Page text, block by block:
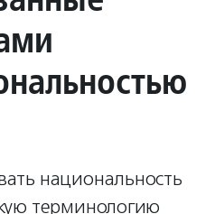
национальность
терминологию